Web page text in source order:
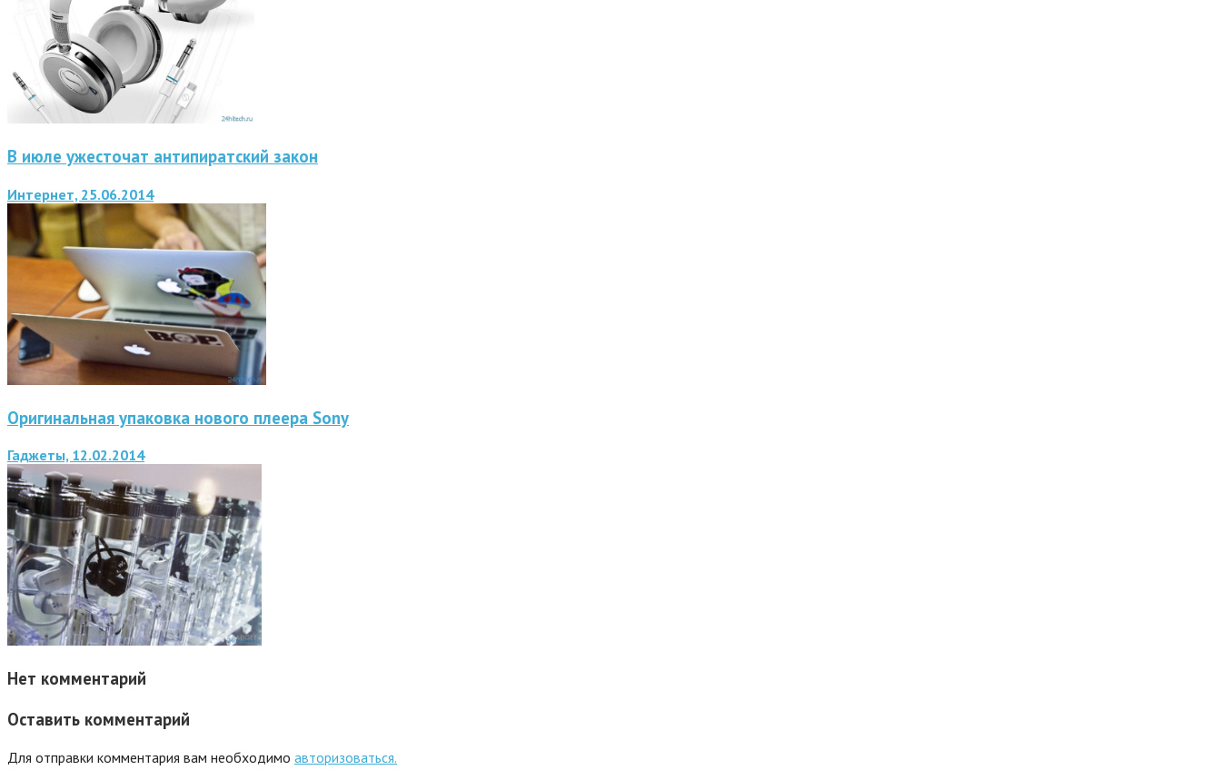
В июле ужесточат антипиратский закон
Интернет, 25.06.2014
Оригинальная упаковка нового плеера Sony
Гаджеты, 12.02.2014
Нет комментарий
Оставить комментарий
Для отправки комментария вам необходимо авторизоваться.